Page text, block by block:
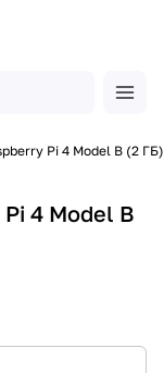
Pi 4 Model B (2 ГБ)
4 Model B